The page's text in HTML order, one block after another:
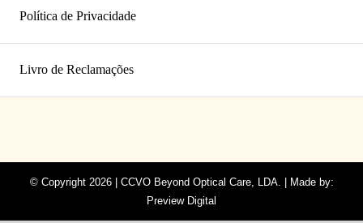
Política de Privacidade
Livro de Reclamações
© Copyright 2026 | CCVO Beyond Optical Care, LDA. | Made by:
Preview Digital